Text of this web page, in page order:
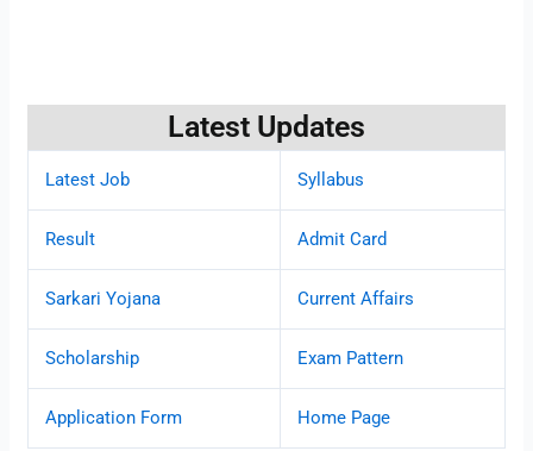
Latest Updates
Latest Job Syllabus
Result Admit Card
Sarkari Yojana Current Affairs
Scholarship Exam Pattern
Application Form Home Page